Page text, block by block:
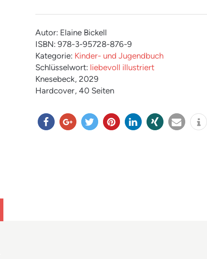
Autor: Elaine Bickell
ISBN: 978-3-95728-876-9
Kategorie: Kinder- und Jugendbuch
Schlüsselwort: liebevoll illustriert
Knesebeck, 2029
Hardcover, 40 Seiten